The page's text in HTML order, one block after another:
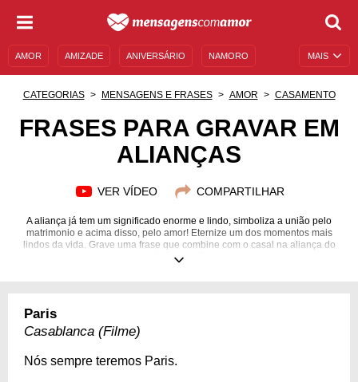
MAIS
AMOR AMIZADE ANIVERSÁRIO NAMORO
MENSAGENS DE ANIVERSÁRIO
CATEGORIAS MENSAGENS E FRASES AMOR CASAMENTO
FRASES PARA GRAVAR EM
ALIANÇAS
VER VÍDEO COMPARTILHAR
A aliança já tem um significado enorme e lindo, simboliza a união pelo
matrimonio e acima disso, pelo amor! Eternize um dos momentos mais
lindos da vida. Grave uma frase que combine com o casal na aliança do
casamento. Algo único, romântico e profundo.
Paris
Casablanca (Filme)
Nós sempre teremos Paris.